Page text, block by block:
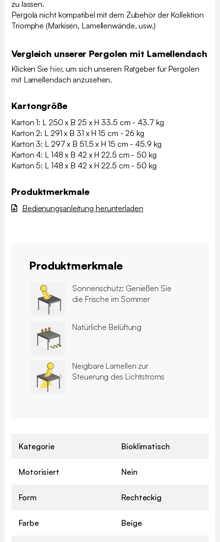
zu lassen.
Pergola nicht kompatibel mit dem Zubehör der Kollektion
Triomphe (Markisen, Lamellenwände, usw.)
Vergleich unserer Pergolen mit Lamellendach
Klicken Sie hier, um sich unseren Ratgeber für Pergolen
mit Lamellendach anzusehen.
Kartongröße
Karton 1: L 250 x B 25 x H 33.5 cm - 43.7 kg
Karton 2: L 291 x B 31 x H 15 cm - 26 kg
Karton 3: L 297 x B 51.5 x H 15 cm - 45.9 kg
Karton 4: L 148 x B 42 x H 22.5 cm - 50 kg
Karton 5: L 148 x B 42 x H 22.5 cm - 50 kg
Produktmerkmale
Bedienungsanleitung herunterladen
Produktmerkmale
Sonnenschutz: Genießen Sie
die Frische im Sommer
Natürliche Belüftung
Neigbare Lamellen zur
Steuerung des Lichtstroms
Kategorie Bioklimatisch
Motorisiert Nein
Form Rechteckig
Farbe Beige